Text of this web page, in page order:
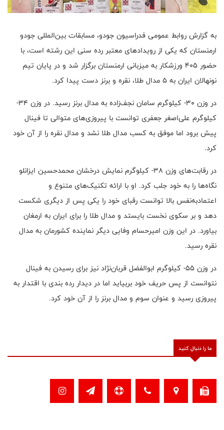
به گزارش روابط عمومی فدراسیون جودو، مسابقات بین‌المللی جودو
ارمنستان که یکی از رویدادهای معتبر رده سنی این رشته است، با
حضور ۴۰۵ ورزشکار به میزبانی ارمنستان برگزار شد و در پایان تیم
نونهالان ایران به ۵ مدال طلا، نقره و برنز دست پیدا کرد.
در وزن ۳۰- کیلوگرم سامان نجف‌زاده به مدال برنز رسید. در وزن ۳۴-
کیلوگرم علی‌اصغر جعفری توانست با پیروزی‌های متوالی تا فینال
پیش برود اما موفق به کسب مدال طلا نشد و مدال نقره را از آن خود
کرد.
در رقابت‌های وزن ۳۸- کیلوگرم نمایش درخشان محمدحسین ایزانلو
نگاه‌ها را به خود جلب کرد. او با ارائه تکنیک‌های متنوع و
اعتمادبه‌نفس بالا توانست رقبای خود را یکی پس از دیگری شکست
دهد و بر سکوی نخست بایستد و مدال طلا را برای ایران به ارمغان
بیاورد. در این وزن امیرحسام وفایی دیگر نماینده کشورمان به مدال
نقره رسید.
در وزن ۵۵- کیلوگرم ابوالفضل قربان‌نژاد نیز برای رسیدن به فینال
نتوانست از پس حریف خود بربیاید اما در دیدار رده بندی با اقتدار به
پیروزی رسید و عنوان سوم و مدال برنز را از آن خود کرد.
ما را دنبال کنید